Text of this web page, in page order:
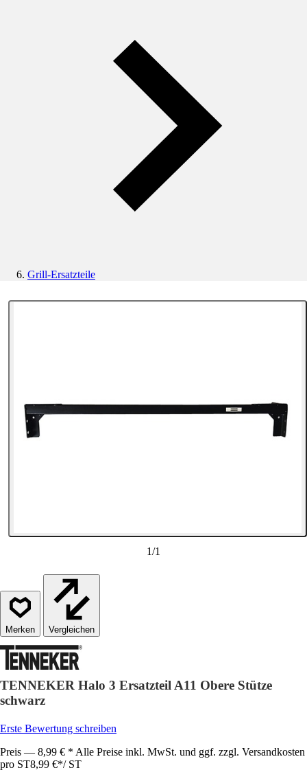
Grill-Ersatzteile
1/1
Vergleichen
TENNEKER Halo 3 Ersatzteil A11 Obere Stütze
schwarz
Erste Bewertung schreiben
Preis — 8,99 € * Alle Preise inkl. MwSt. und ggf. zzgl. Versandkosten
pro ST8,99 €*/ ST